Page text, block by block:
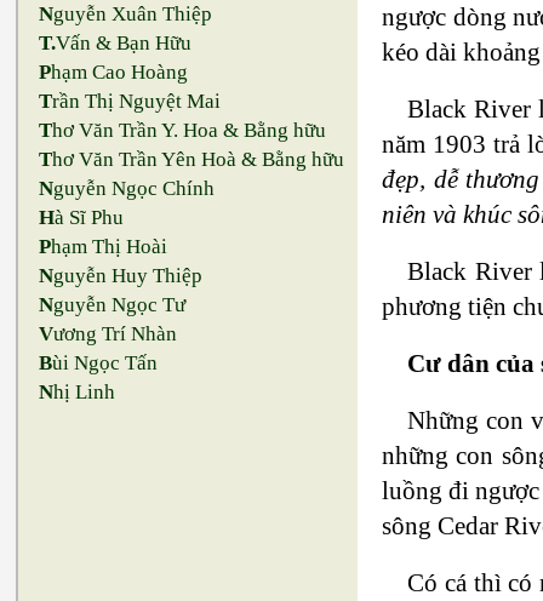
Nguyễn Xuân Thiệp
T.Vấn & Bạn Hữu
Phạm Cao Hoàng
Trần Thị Nguyệt Mai
Thơ Văn Trần Y. Hoa & Bằng hữu
Thơ Văn Trần Yên Hoà & Bằng hữu
Nguyễn Ngọc Chính
Hà Sĩ Phu
Phạm Thị Hoài
Nguyễn Huy Thiệp
Nguyễn Ngọc Tư
Vương Trí Nhàn
Bùi Ngọc Tấn
Nhị Linh
ngược dòng
kéo dài
Black River
năm 1903 trả
đẹp, dễ
niên và khúc
Black River
phương tiện
Cư dân của
Những con
những con
luồng đi
sông Cedar
Có cá thì có